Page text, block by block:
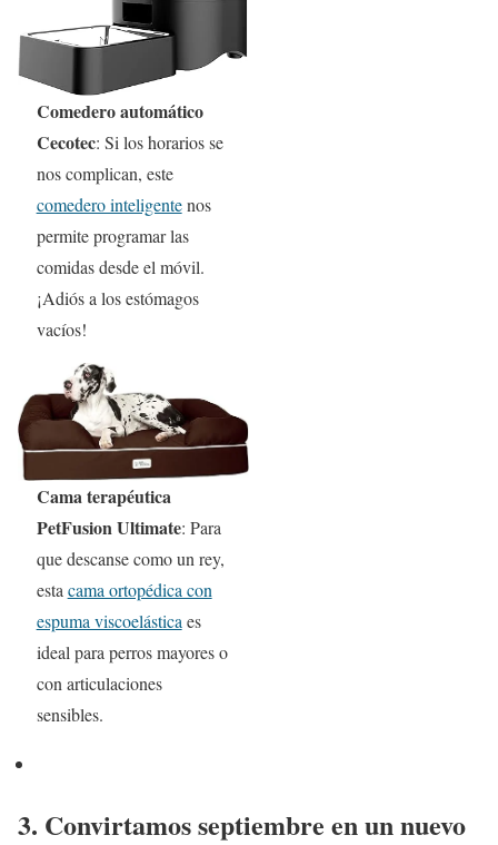
Comedero automático
Cecotec: Si los horarios se
nos complican, este
comedero inteligentenos
permite programar las
comidas desde el móvil.
¡Adiós a los estómagos
vacíos!
Cama terapéutica
PetFusion Ultimate: Para
que descanse como un rey,
esta cama ortopédica con
espuma viscoelástica es
ideal para perros mayores o
con articulaciones
sensibles.
3. Convirtamos septiembre en un nuevo